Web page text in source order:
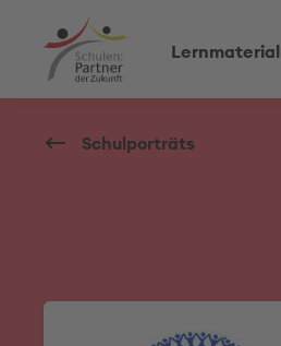
Lernmaterial
Schulporträts